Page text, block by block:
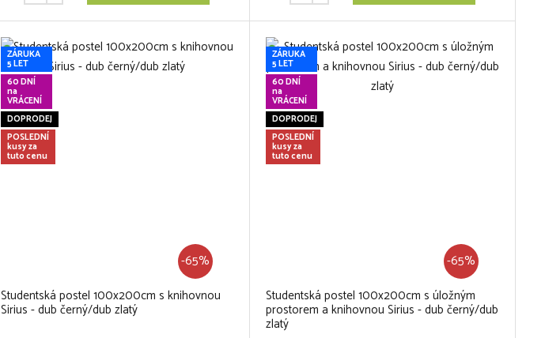
ZÁRUKA
5 LET
60 DNÍ
na
VRÁCENÍ
DOPRODEJ
POSLEDNÍ
kusy za
tuto cenu
-65%
Studentská postel 100x200cm s knihovnou
Sirius - dub černý/dub zlatý
ZÁRUKA
5 LET
60 DNÍ
na
VRÁCENÍ
DOPRODEJ
POSLEDNÍ
kusy za
tuto cenu
-65%
Studentská postel 100x200cm s úložným
prostorem a knihovnou Sirius - dub černý/dub
zlatý